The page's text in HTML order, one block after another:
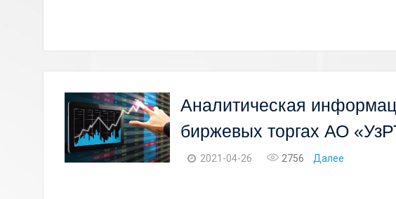
Аналитическая
биржевых торгах АО
2021-04-26 2756 Далее